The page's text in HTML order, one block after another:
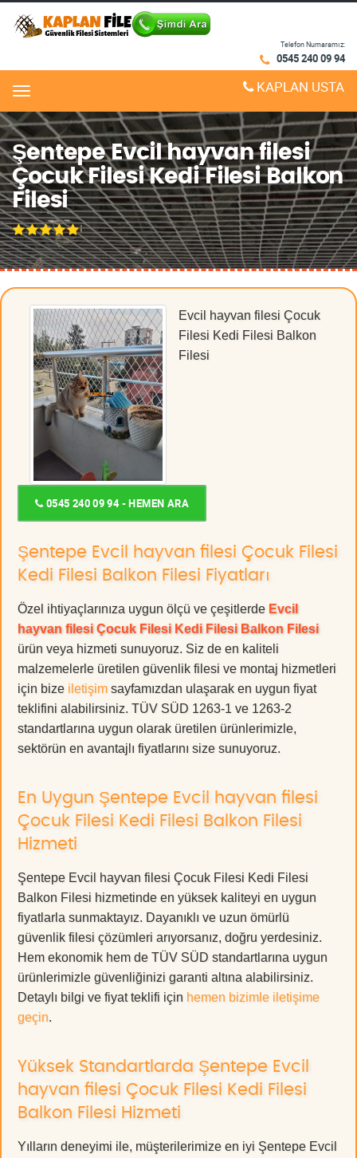
Telefon Numaramız:
0545 240 09 94
Menu KAPLAN USTA
Şentepe Evcil hayvan filesi
Çocuk Filesi Kedi Filesi Balkon
Filesi
Evcil hayvan filesi Çocuk
Filesi Kedi Filesi Balkon
Filesi
0545 240 09 94 - HEMEN ARA
Şentepe Evcil hayvan filesi Çocuk Filesi
Kedi Filesi Balkon Filesi Fiyatları
Özel ihtiyaçlarınıza uygun ölçü ve çeşitlerde Evcil
hayvan filesi Çocuk Filesi Kedi Filesi Balkon Filesi
ürün veya hizmeti sunuyoruz. Siz de en kaliteli
malzemelerle üretilen güvenlik filesi ve montaj hizmetleri
için bize iletişim sayfamızdan ulaşarak en uygun fiyat
teklifini alabilirsiniz. TÜV SÜD 1263-1 ve 1263-2
standartlarına uygun olarak üretilen ürünlerimizle,
sektörün en avantajlı fiyatlarını size sunuyoruz.
En Uygun Şentepe Evcil hayvan filesi
Çocuk Filesi Kedi Filesi Balkon Filesi
Hizmeti
Şentepe Evcil hayvan filesi Çocuk Filesi Kedi Filesi
Balkon Filesi hizmetinde en yüksek kaliteyi en uygun
fiyatlarla sunmaktayız. Dayanıklı ve uzun ömürlü
güvenlik filesi çözümleri arıyorsanız, doğru yerdesiniz.
Hem ekonomik hem de TÜV SÜD standartlarına uygun
ürünlerimizle güvenliğinizi garanti altına alabilirsiniz.
Detaylı bilgi ve fiyat teklifi için hemen bizimle iletişime
geçin.
Yüksek Standartlarda Şentepe Evcil
hayvan filesi Çocuk Filesi Kedi Filesi
Balkon Filesi Hizmeti
Yılların deneyimi ile, müşterilerimize en iyi Şentepe Evcil